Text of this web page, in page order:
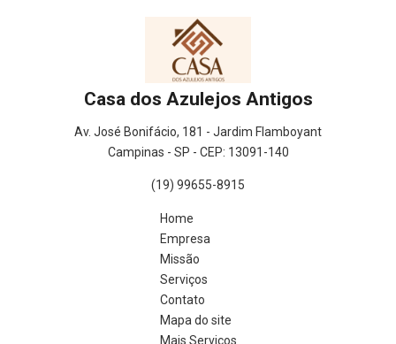
Casa dos Azulejos Antigos
Av. José Bonifácio, 181 - Jardim Flamboyant
Campinas - SP - CEP: 13091-140
(19) 99655-8915
Home
Empresa
Missão
Serviços
Contato
Mapa do site
Mais Serviços